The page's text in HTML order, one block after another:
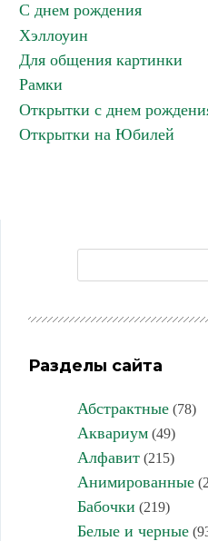
С днем рождения
Хэллоуин
Для общения картинки
Рамки
Открытки с днем
Открытки на Юбилей
Разделы сайта
Абстрактные(78)
Аквариум(49)
Алфавит(215)
Анимированные
Бабочки (219)
Белые и черные